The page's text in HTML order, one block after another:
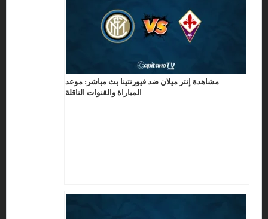
مشاهدة إنتر ميلان ضد فيورنتينا بث مباشر: موعد
المباراة والقنوات الناقلة